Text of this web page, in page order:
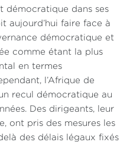
démocratique dans ses
aujourd’hui faire face à
démocratique et
comme étant la plus
en termes
l’Afrique de
recul démocratique au
Des dirigeants, leur
ont pris des mesures les
des délais légaux fixés